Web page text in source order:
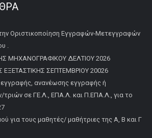
Οριστικοποίηση Εγγραφών-Μετεγγραφών
.
ΜΗΧΑΝΟΓΡΑΦΙΚΟΥ ΔΕΛΤΙΟΥ 2026
ΣΕΠΤΕΜΒΡΙΟΥ 20026
εγγραφής, ανανέωσης εγγραφής ή
σε ΓΕ.Λ., ΕΠΑ.Λ. και Π.ΕΠΑ.Λ., για το
για τους μαθητές/ μαθήτριες της Α, Β και Γ